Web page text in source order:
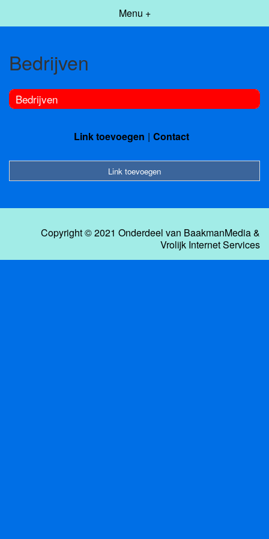
Menu +
Bedrijven
Bedrijven
Link toevoegen Contact
Link toevoegen
Copyright © 2021 Onderdeel van BaakmanMedia&
Vrolijk Internet Services